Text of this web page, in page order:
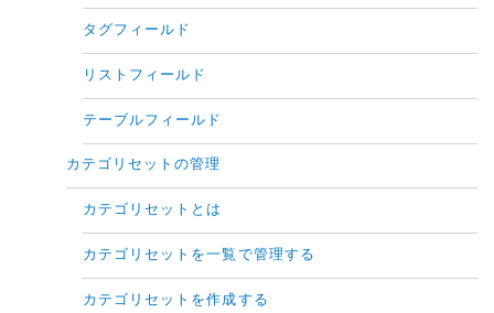
タグフィールド
リストフィールド
テーブルフィールド
カテゴリセットの管理
カテゴリセットとは
カテゴリセットを一覧で管理する
カテゴリセットを作成する